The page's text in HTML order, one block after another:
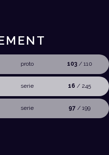
proto 103/ 110
serie 16 / 245
serie 97 / 199